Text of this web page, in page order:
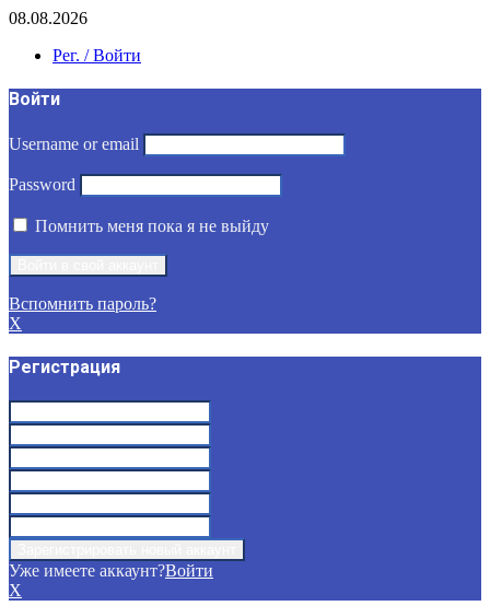
08.08.2026
Рег. / Войти
Войти
Username or email
Password
Помнить меня пока я не выйду
Вспомнить пароль?
X
Регистрация
Уже имеете аккаунт?Войти
X